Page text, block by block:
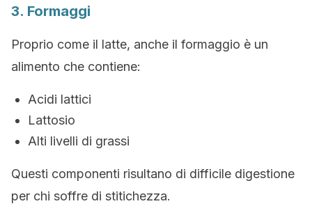
3. Formaggi
Proprio come il latte, anche il formaggio è un
alimento che contiene:
Acidi lattici
Lattosio
Alti livelli di grassi
Questi componenti risultano di difficile digestione
per chi soffre di stitichezza.